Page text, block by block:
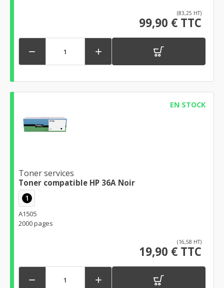
(83,25 HT)
99,90 € TTC
 
EN STOCK
Toner services
Toner compatible HP 36A Noir
1
A1505
2000 pages
(16,58 HT)
19,90 € TTC
 